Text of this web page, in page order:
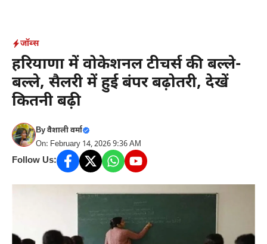
content
जॉब्स
हरियाणा में वोकेशनल टीचर्स की बल्ले-
बल्ले, सैलरी में हुई बंपर बढ़ोतरी, देखें
कितनी बढ़ी
Byवैशाली वर्मा
On: February 14, 2026 9:36 AM
Follow Us: